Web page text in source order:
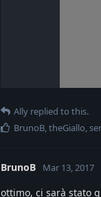
Ally replied to this.
BrunoB,theGiallo,
BrunoB Mar 13, 2017
ottimo, ci sarà stato